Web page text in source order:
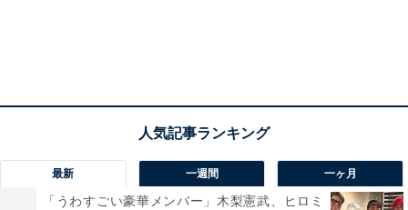
最新 一週間 一ヶ月
「うわすごい豪華メンバー」木梨憲武、ヒロミ